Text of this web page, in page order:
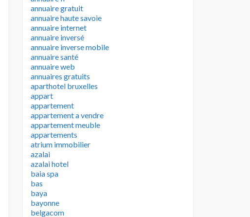
annuaire gratuit
annuaire haute savoie
annuaire internet
annuaire inversé
annuaire inverse mobile
annuaire santé
annuaire web
annuaires gratuits
aparthotel bruxelles
appart
appartement
appartement a vendre
appartement meuble
appartements
atrium immobilier
azalai
azalai hotel
baia spa
bas
baya
bayonne
belgacom